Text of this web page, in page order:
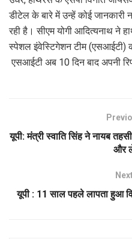
डीटेल के बारे में उन्हें कोई
रही है। सीएम योगी आदित्‍यनाथ ने
स्‍पेशल इंवेस्टिगेशन टीम (एसआईटी)
एसआईटी अब 10 दिन बाद अपनी
यूपी: मंत्री स्वाति सिंह ने नायब
और
यूपी : 11 साल पहले लापता हुआ